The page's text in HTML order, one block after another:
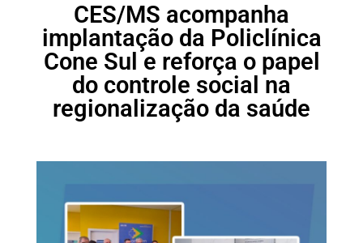
CES/MS acompanha
implantação da Policlínica
Cone Sul e reforça o papel
do controle social na
regionalização da saúde